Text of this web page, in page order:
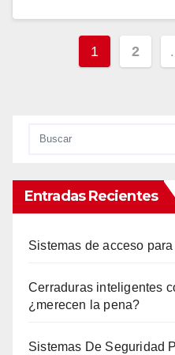
1 2
Entradas Recientes
Sistemas de acceso
Cerraduras inteligentes
¿merecen la pena?
Sistemas De Seguridad